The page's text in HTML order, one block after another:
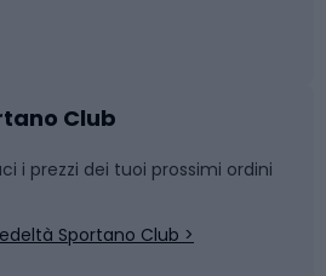
Club
i prezzi dei tuoi prossimi ordini
Sportano Club >